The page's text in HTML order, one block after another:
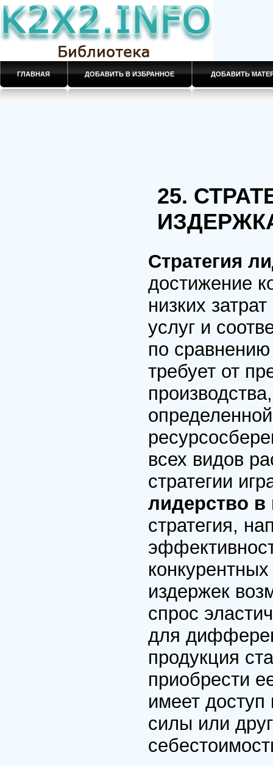
ГЛАВНАЯ ДОБАВИТЬ В ИЗБРАННОЕ ДОБАВИТЬ
25.
Стратегия
достижение
низких
услуг и
по сравнению
требует от
всех видов
стратегии
лидерство
стратегия,
издержек
спрос
для
продукция
приобрести
имеет
силы или